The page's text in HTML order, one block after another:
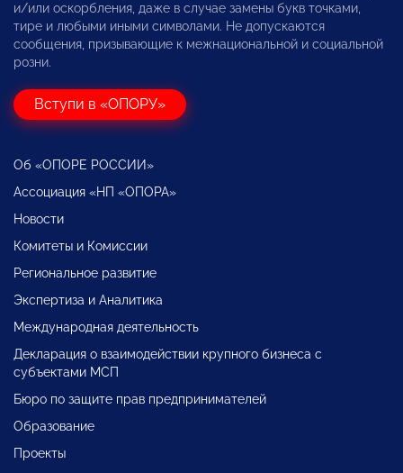
и/или оскорбления, даже в случае замены букв точками,
тире и любыми иными символами. Не допускаются
сообщения, призывающие к межнациональной и социальной
розни.
Вступи в «ОПОРУ»
Об «ОПОРЕ РОССИИ»
Ассоциация «НП «ОПОРА»
Новости
Комитеты и Комиссии
Региональное развитие
Экспертиза и Аналитика
Международная деятельность
Декларация о взаимодействии крупного бизнеса с
субъектами МСП
Бюро по защите прав предпринимателей
Образование
Проекты